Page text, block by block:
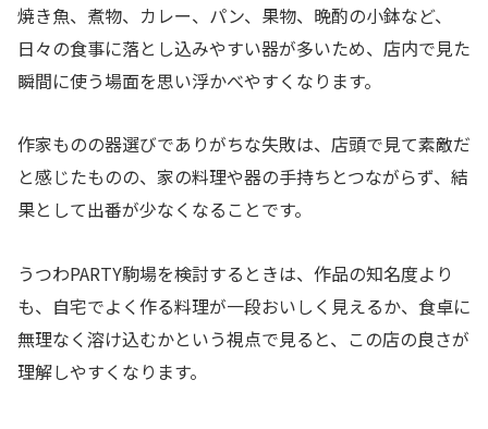
焼き魚、煮物、カレー、パン、果物、晩酌の小鉢など、
日々の食事に落とし込みやすい器が多いため、店内で見た
瞬間に使う場面を思い浮かべやすくなります。
作家ものの器選びでありがちな失敗は、店頭で見て素敵だ
と感じたものの、家の料理や器の手持ちとつながらず、結
果として出番が少なくなることです。
うつわPARTY駒場を検討するときは、作品の知名度より
も、自宅でよく作る料理が一段おいしく見えるか、食卓に
無理なく溶け込むかという視点で見ると、この店の良さが
理解しやすくなります。